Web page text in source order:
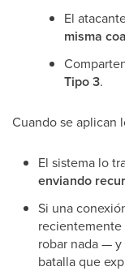
El
misma
Tipo 3.
Cuando se aplican
El sistema lo
enviando
Si una
robar nada —
batalla que